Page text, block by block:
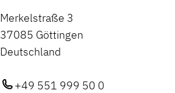
Merkelstraße 3
37085 Göttingen
Deutschland
+49 551 999 50 0